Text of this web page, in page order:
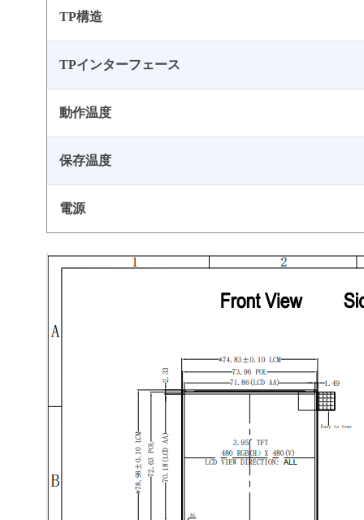
TP構造
TPインターフェース
動作温度
保存温度
電源